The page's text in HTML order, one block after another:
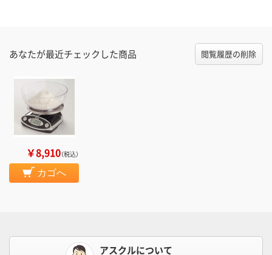
あなたが最近チェックした商品 閲覧履歴の削除
￥8,910（税込）
カゴへ
アスクルについて